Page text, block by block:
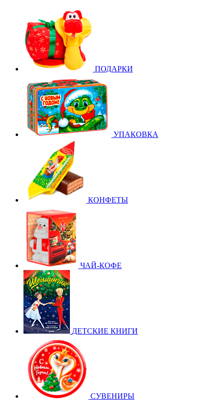
ПОДАРКИ
УПАКОВКА
КОНФЕТЫ
ЧАЙ-КОФЕ
ДЕТСКИЕ КНИГИ
СУВЕНИРЫ